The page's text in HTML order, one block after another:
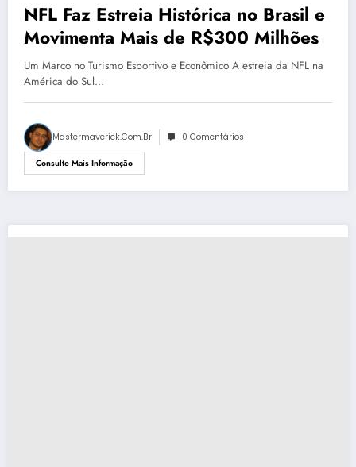
NFL Faz Estreia Histórica no Brasil e
Movimenta Mais de R$300 Milhões
Um Marco no Turismo Esportivo e Econômico A estreia da NFL na
América do Sul…
Mastermaverick.com.br 0 Comentários
Consulte Mais Informação